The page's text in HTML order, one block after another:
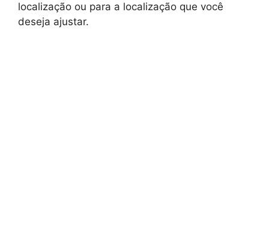
localização ou para a localização que você
deseja ajustar.